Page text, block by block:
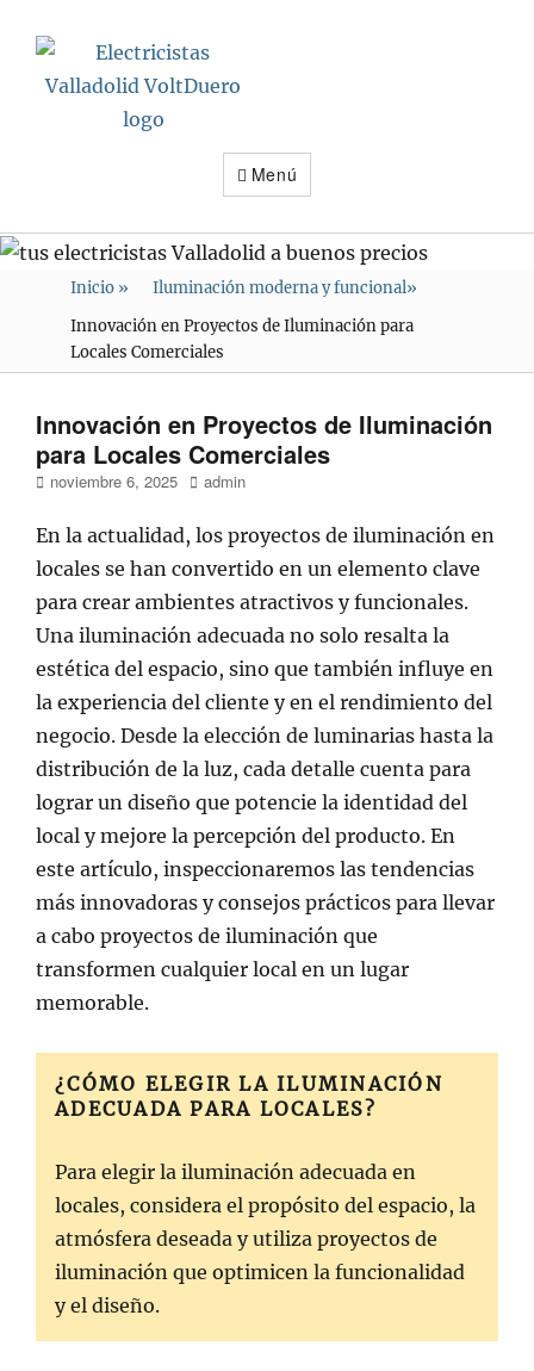
Electricistas
Valladolid
VoltDuero
Menú
Inicio » Iluminación moderna y funcional»
Innovación en Proyectos de Iluminación para
Locales Comerciales
Innovación en Proyectos de Iluminación
para Locales Comerciales
Publicado
noviembre 6, 2025 Autor
admin
En la actualidad, los proyectos de iluminación en
locales se han convertido en un elemento clave
para crear ambientes atractivos y funcionales.
Una iluminación adecuada no solo resalta la
estética del espacio, sino que también influye en
la experiencia del cliente y en el rendimiento del
negocio. Desde la elección de luminarias hasta la
distribución de la luz, cada detalle cuenta para
lograr un diseño que potencie la identidad del
local y mejore la percepción del producto. En
este artículo, inspeccionaremos las tendencias
más innovadoras y consejos prácticos para llevar
a cabo proyectos de iluminación que
transformen cualquier local en un lugar
memorable.
¿CÓMO ELEGIR LA ILUMINACIÓN
ADECUADA PARA LOCALES?
Para elegir la iluminación adecuada en
locales, considera el propósito del espacio, la
atmósfera deseada y utiliza proyectos de
iluminación que optimicen la funcionalidad
y el diseño.